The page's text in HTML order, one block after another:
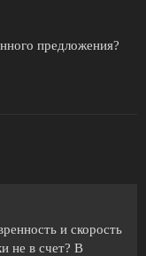
предложения?
и скорость
не в счет? В